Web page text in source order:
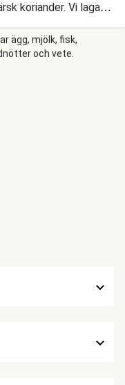
koriander. Vi lagar
och koriander,
salt. På bara en
med alla
ägg, mjölk, fisk,
och vete.